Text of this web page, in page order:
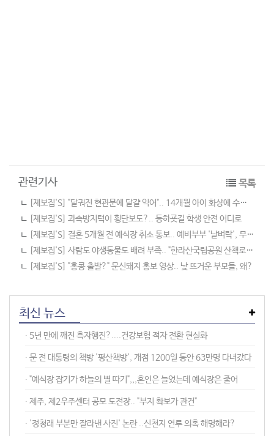
관련기사 목록
ㄴ
[제보집'S] "달궈진 현관문에 달걀 익어".. 14개월 아이 화상에 수술까지
ㄴ
[제보집'S] 과속방지턱이 횡단보도?.. 등하굣길 학생 안전 어디로
ㄴ
[제보집'S] 결혼 5개월 전 예식장 취소 통보.. 예비부부 '날벼락', 무슨 일?
ㄴ
[제보집'S] 사람도 야생동물도 배려 부족.. "한라산국립공원 산책로 이래도 됩니까?"
ㄴ
[제보집'S] "홍콩 출발?" 문신돼지 홍보 영상.. 낯 뜨거운 부모들, 왜?
최신 뉴스
∙︎ 5년 만에 깨진 흑자행진?....건강보험 적자 전환 현실화
∙︎ 문 전 대통령의 책방 '평산책방', 개점 1200일 동안 63만명 다녀갔다
∙︎ "예식장 잡기가 하늘의 별 따기",,,혼인은 늘었는데 예식장은 줄어
∙︎ 제주, 제2우주센터 공모 도전장.. "부지 확보가 관건"
∙︎ '정청래 부분만 잘라낸 사진' 논란 ..신천지 연루 의혹 해명해라?